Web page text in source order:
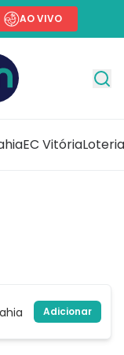
AO VIVO
EC Vitória
Adicionar